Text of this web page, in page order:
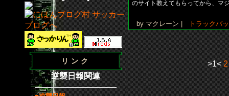
リンク
逆襲日報関連
のサイト教えてもらってから、マ
by マクレーン | トラックバ
>1<2